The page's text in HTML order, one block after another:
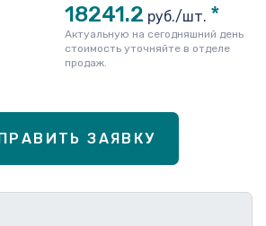
18241.2 руб./шт. *
Актуальную на сегодняшний день
стоимость уточняйте в отделе
продаж.
ЗАЯВКУ